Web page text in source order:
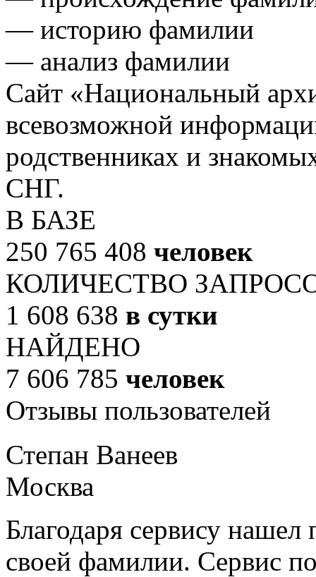
— историю фамилии
— анализ фамилии
Сайт «Национальный
всевозможной
родственниках и
СНГ.
В БАЗЕ
250 765 408 человек
КОЛИЧЕСТВО
1 608 638 в сутки
НАЙДЕНО
7 606 785 человек
Отзывы пользователей
Степан Ванеев
Москва
Благодаря сервису
своей фамилии. Сервис